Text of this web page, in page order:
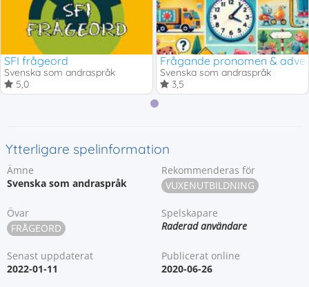
SFI frågeord
Svenska som andraspråk
5,0
Frågande pronomen &
Svenska som andraspråk
3,5
Ytterligare spelinformation
Ämne
Svenska som andraspråk
Rekommenderas för
VUXENUTBILDNING
Övar
FRÅGEORD
Spelskapare
Raderad användare
Senast uppdaterat
2022-01-11
Publicerat online
2020-06-26